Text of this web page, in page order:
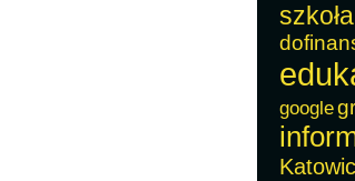
szkoła
google